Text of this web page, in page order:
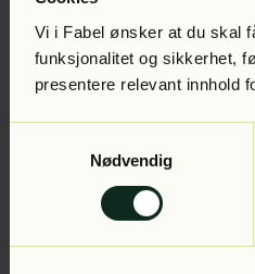
Vi i Fabel ønsker at du skal
funksjonalitet og sikkerhet,
presentere relevant innhold
Nødvendig
Application